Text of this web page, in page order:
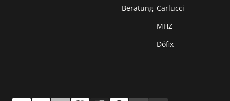
Beratung Carlucci
MHZ
Döfix